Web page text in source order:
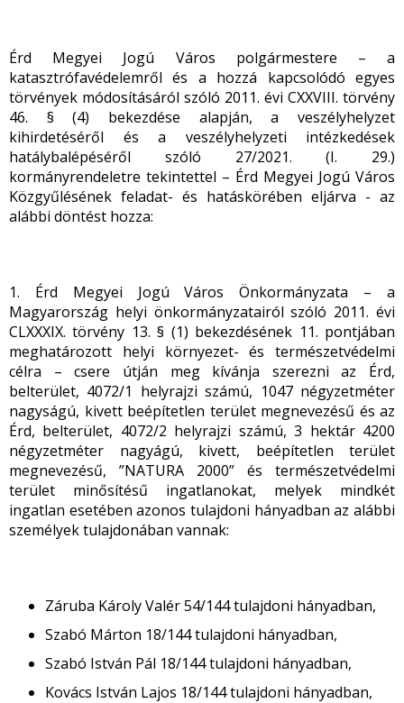
Érd Megyei Jogú Város polgármestere – a
katasztrófavédelemről és a hozzá kapcsolódó egyes
törvények módosításáról szóló 2011. évi CXXVIII. törvény
46. § (4) bekezdése alapján, a veszélyhelyzet
kihirdetéséről és a veszélyhelyzeti intézkedések
hatálybalépéséről szóló 27/2021. (I. 29.)
kormányrendeletre tekintettel – Érd Megyei Jogú Város
Közgyűlésének feladat- és hatáskörében eljárva - az
alábbi döntést hozza:
1. Érd Megyei Jogú Város Önkormányzata – a
Magyarország helyi önkormányzatairól szóló 2011. évi
CLXXXIX. törvény 13. § (1) bekezdésének 11. pontjában
meghatározott helyi környezet- és természetvédelmi
célra – csere útján meg kívánja szerezni az Érd,
belterület, 4072/1 helyrajzi számú, 1047 négyzetméter
nagyságú, kivett beépítetlen terület megnevezésű és az
Érd, belterület, 4072/2 helyrajzi számú, 3 hektár 4200
négyzetméter nagyágú, kivett, beépítetlen terület
megnevezésű, ”NATURA 2000” és természetvédelmi
terület minősítésű ingatlanokat, melyek mindkét
ingatlan esetében azonos tulajdoni hányadban az alábbi
személyek tulajdonában vannak:
Záruba Károly Valér 54/144 tulajdoni hányadban,
Szabó Márton 18/144 tulajdoni hányadban,
Szabó István Pál 18/144 tulajdoni hányadban,
Kovács István Lajos 18/144 tulajdoni hányadban,